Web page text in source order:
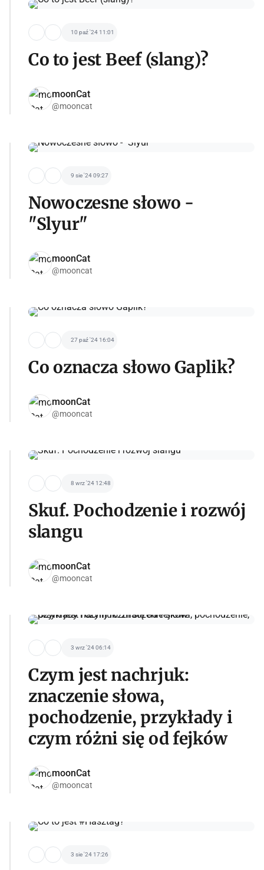
10 paź '24 11:01
Co to jest Beef (slang)?
moonCat
@mooncat
9 sie '24 09:27
Nowoczesne słowo -
"Slyur"
moonCat
@mooncat
27 paź '24 16:04
Co oznacza słowo Gaplik?
moonCat
@mooncat
8 wrz '24 12:48
Skuf. Pochodzenie i rozwój
slangu
moonCat
@mooncat
3 wrz '24 06:14
Czym jest nachrjuk:
znaczenie słowa,
pochodzenie, przykłady i
czym różni się od fejków
moonCat
@mooncat
3 sie '24 17:26